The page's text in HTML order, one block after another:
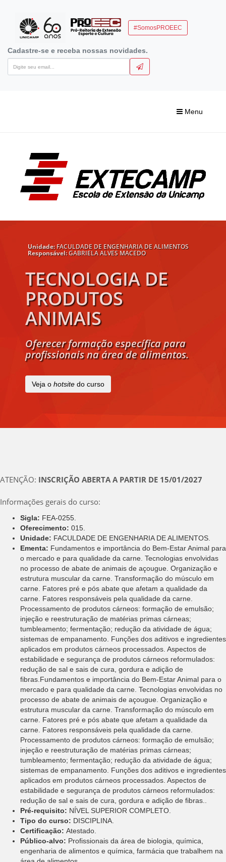
#SomosPROEEC
Cadastre-se e receba nossas novidades.
Menu
Unidade:FACULDADE DE ENGENHARIA DE ALIMENTOS
Responsável:GABRIELA ALVES MACEDO
TECNOLOGIA DE
PRODUTOS
ANIMAIS
Oferecer formação específica para
profissionais na área de alimentos.
Veja o hotsite do curso
ATENÇÃO: INSCRIÇÃO ABERTA A PARTIR DE 15/01/2027
Informações gerais do curso:
Sigla: FEA-0255.
Oferecimento: 015.
Unidade: FACULDADE DE ENGENHARIA DE ALIMENTOS.
Ementa: Fundamentos e importância do Bem-Estar Animal para
o mercado e para qualidade da carne. Tecnologias envolvidas
no processo de abate de animais de açougue. Organização e
estrutura muscular da carne. Transformação do músculo em
carne. Fatores pré e pós abate que afetam a qualidade da
carne. Fatores responsáveis pela qualidade da carne.
Processamento de produtos cárneos: formação de emulsão;
injeção e reestruturação de matérias primas cárneas;
tumbleamento; fermentação; redução da atividade de água;
sistemas de empanamento. Funções dos aditivos e ingredientes
aplicados em produtos cárneos processados. Aspectos de
estabilidade e segurança de produtos cárneos reformulados:
redução de sal e sais de cura, gordura e adição de
fibras.Fundamentos e importância do Bem-Estar Animal para o
mercado e para qualidade da carne. Tecnologias envolvidas no
processo de abate de animais de açougue. Organização e
estrutura muscular da carne. Transformação do músculo em
carne. Fatores pré e pós abate que afetam a qualidade da
carne. Fatores responsáveis pela qualidade da carne.
Processamento de produtos cárneos: formação de emulsão;
injeção e reestruturação de matérias primas cárneas;
tumbleamento; fermentação; redução da atividade de água;
sistemas de empanamento. Funções dos aditivos e ingredientes
aplicados em produtos cárneos processados. Aspectos de
estabilidade e segurança de produtos cárneos reformulados:
redução de sal e sais de cura, gordura e adição de fibras..
Pré-requisito: NÍVEL SUPERIOR COMPLETO.
Tipo do curso: DISCIPLINA.
Certificação: Atestado.
Público-alvo: Profissionais da área de biologia, química,
engenharia de alimentos e química, farmácia que trabalhem na